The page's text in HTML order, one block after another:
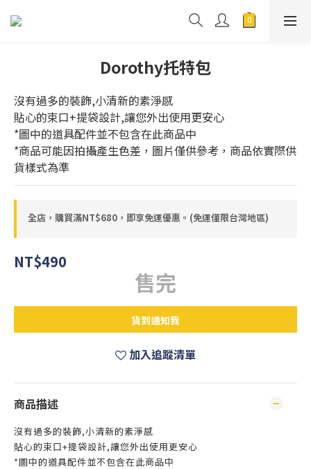
Dorothy托特包
沒有過多的裝飾,小清新的素淨感
貼心的束口+提袋設計,讓您外出使用更安心
*圖中的道具配件並不包含在此商品中
*商品可能因拍攝產生色差，圖片僅供參考，商品依實際供
貨樣式為準
全店，購買滿NT$680，即享免運優惠。(免運僅限台灣地區)
NT$490
售完
貨到通知我
加入追蹤清單
商品描述
沒有過多的裝飾,小清新的素淨感
貼心的束口+提袋設計,讓您外出使用更安心
*圖中的道具配件並不包含在此商品中